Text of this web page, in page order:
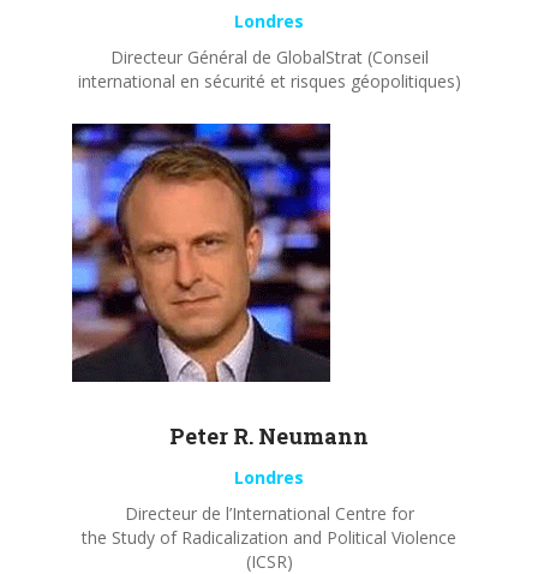
Londres
Directeur Général de GlobalStrat (Conseil
international en sécurité et risques géopolitiques)
Peter R. Neumann
Londres
Directeur de l’International Centre for
the Study of Radicalization and Political Violence
(ICSR)